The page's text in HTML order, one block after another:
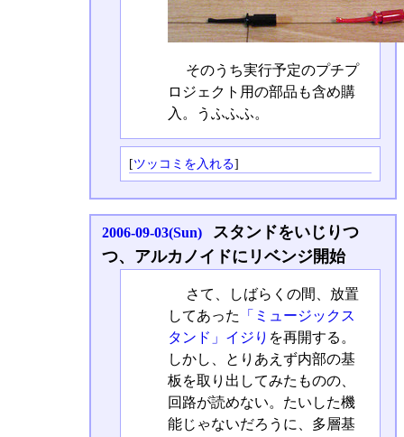
そのうち実行予定のプチプ
ロジェクト用の部品も含め購
入。うふふふ。
[ツッコミを入れる]
2006-09-03(Sun)
スタンドをいじりつ
つ、アルカノイドにリベンジ開始
さて、しばらくの間、放置
してあった
「ミュージックス
タンド」イジり を再開する。
しかし、とりあえず内部の基
板を取り出してみたものの、
回路が読めない。たいした機
能じゃないだろうに、多層基